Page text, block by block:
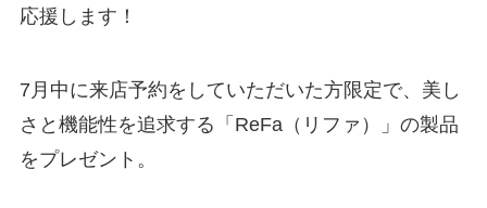
応援します！
7月中に来店予約をしていただいた方限定で、美し
さと機能性を追求する「ReFa（リファ）」の製品
をプレゼント。